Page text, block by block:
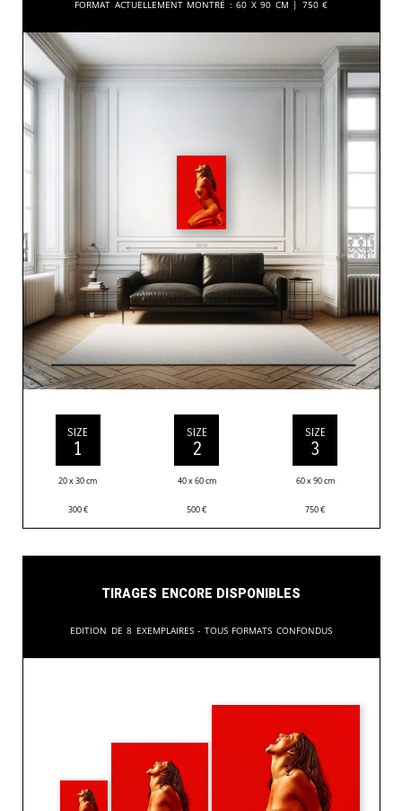
SIZE
1
20 x 30 cm
300€
SIZE
2
40 x 60 cm
500€
SIZE
3
60 x 90 cm
750€
Tirages encore disponibles
Edition de 8 exemplaires - tous formats confondus